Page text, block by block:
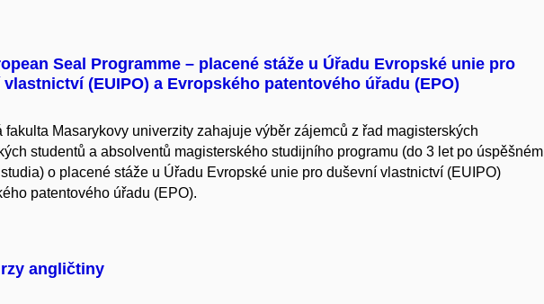
Seal Programme – placené stáže u Úřadu Evropské unie pro
(EUIPO) a Evropského patentového úřadu (EPO)
fakulta Masarykovy univerzity zahajuje výběr zájemců z řad magisterských
studentů a absolventů magisterského studijního programu (do 3 let po úspěšném
o placené stáže u Úřadu Evropské unie pro duševní vlastnictví (EUIPO)
patentového úřadu (EPO).
angličtiny